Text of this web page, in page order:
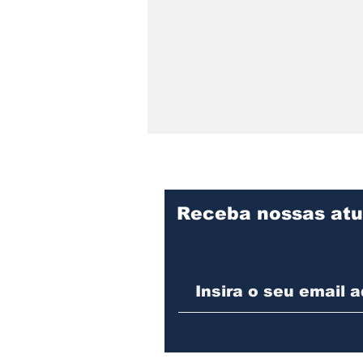
FRANCISCA SEGUE
ARTICULADOS
Receba nossas